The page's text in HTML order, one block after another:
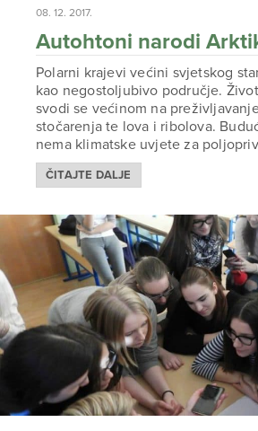
08. 12. 2017.
Autohtoni narodi
Polarni krajevi većini svjetskog
kao negostoljubivo područje.
svodi se većinom na
stočarenja te lova i ribolova.
nema klimatske uvjete za
ČITAJTE DALJE